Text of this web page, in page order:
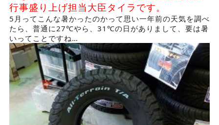
行事盛り上げ担当大臣タイラです。
5月ってこんな暑かったのかって思い一年前の天気を調べ
たら、普通に27℃やら、31℃の日がありまして、要は暑
いってことですね…